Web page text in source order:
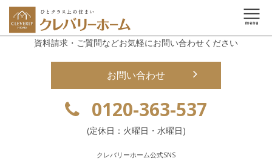
資料請求・ご質問などお気軽にお問い合わせください
お問い合わせ
0120-363-537
(定休日：火曜日・水曜日)
クレバリーホーム公式SNS